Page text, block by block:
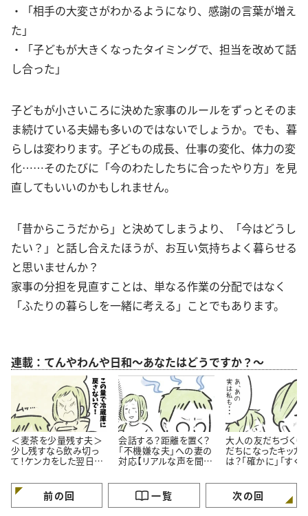
・「相手の大変さがわかるようになり、感謝の言葉が増え
た」
・「子どもが大きくなったタイミングで、担当を改めて話
し合った」
子どもが小さいころに決めた家事のルールをずっとそのま
ま続けている夫婦も多いのではないでしょうか。でも、暮
らしは変わります。子どもの成長、仕事の変化、体力の変
化……そのたびに「今のわたしたちに合ったやり方」を見
直してもいいのかもしれません。
「昔からこうだから」と決めてしまうより、「今はどうし
たい？」と話し合えたほうが、お互い気持ちよく暮らせる
と思いませんか？
家事の分担を見直すことは、単なる作業の分配ではなく
「ふたりの暮らしを一緒に考える」ことでもあります。
連載：てんやわんや日和～あなたはどうですか？～
＜麦茶を少量残す夫＞
少し残すなら飲み切っ
て！ケンカをした翌日の
会話する？距離を置く？
「不機嫌な夫」への妻の
対応【リアルな声を聞い
大人の友だちづくり
だちになったキッカ
は？「確かに」「すぐ
前の回 一覧 次の回